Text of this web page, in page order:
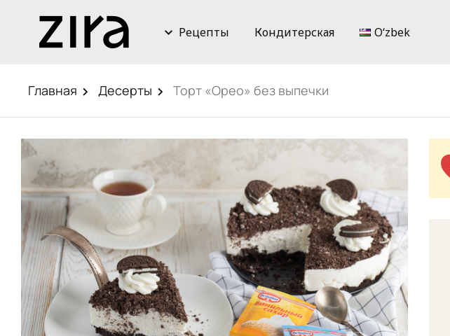
Рецепты Кондитерская Oʻzbek
Главная Десерты Торт «Орео» без выпечки